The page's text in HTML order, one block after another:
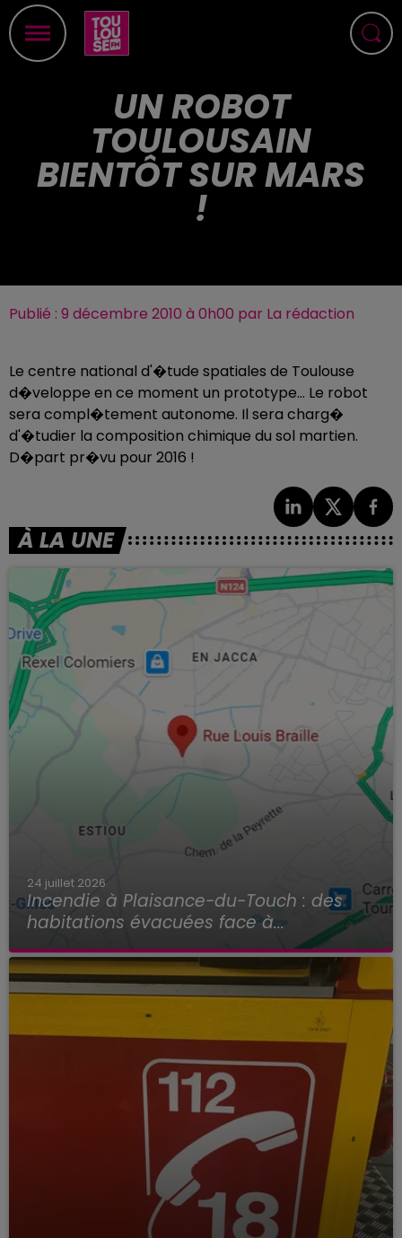
UN ROBOT
TOULOUSAIN
BIENTÔT SUR MARS
!
Publié : 9 décembre 2010 à 0h00 par La rédaction
Le centre national d'�tude spatiales de Toulouse
d�veloppe en ce moment un prototype... Le robot
sera compl�tement autonome. Il sera charg�
d'�tudier la composition chimique du sol martien.
D�part pr�vu pour 2016 !
À LA UNE
24 juillet 2026
Incendie à Plaisance-du-Touch : des
habitations évacuées face à...